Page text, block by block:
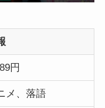
円
メ、落語